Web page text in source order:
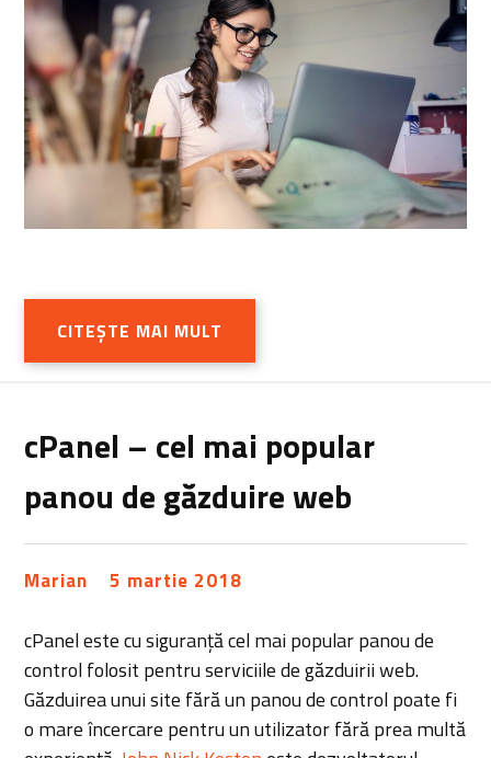
CITEȘTE MAI MULT
cPanel – cel mai popular
panou de găzduire web
Marian 5 martie 2018
cPanel este cu siguranță cel mai popular panou de
control folosit pentru serviciile de găzduirii web.
Găzduirea unui site fără un panou de control poate fi
o mare încercare pentru un utilizator fără prea multă